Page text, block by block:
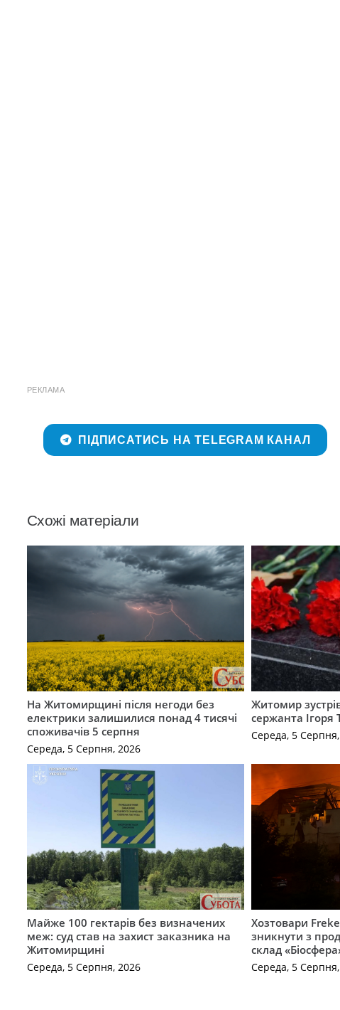
РЕКЛАМА
ПІДПИСАТИСЬ НА TELEGRAM КАНАЛ
Схожі матеріали
На Житомирщині після негоди без
електрики залишилися понад 4 тисячі
споживачів 5 серпня
Середа, 5 Серпня, 2026
Житомир
сержанта Ігоря
Середа, 5
Майже 100 гектарів без визначених
меж: суд став на захист заказника на
Житомирщині
Середа, 5 Серпня, 2026
Хозтовари
зникнути з
склад
Середа, 5